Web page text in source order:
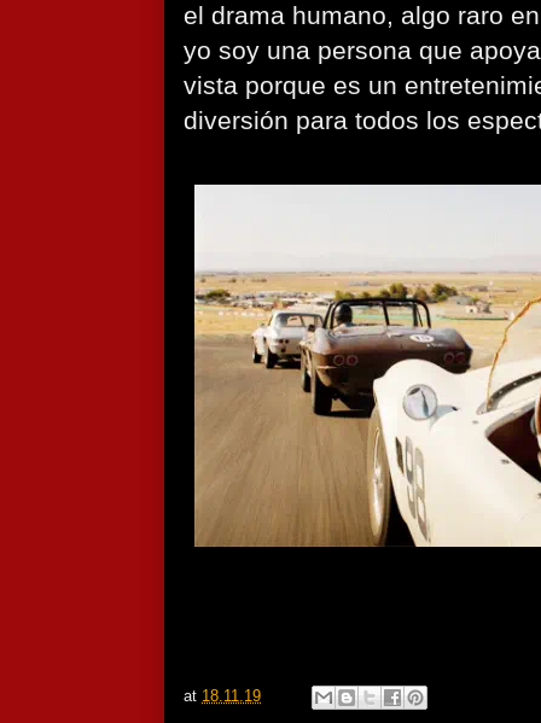
el drama humano, algo raro
yo soy una persona que
vista porque es un
diversión para todos los
at 18.11.19